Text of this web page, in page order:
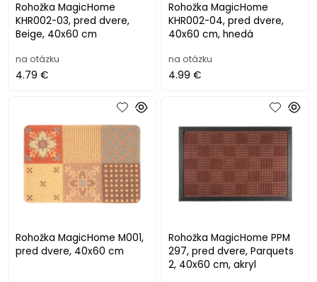
Rohožka MagicHome
KHR002-03, pred dvere,
Beige, 40x60 cm
na otázku
4.79 €
Rohožka MagicHome
KHR002-04, pred dvere,
40x60 cm, hnedá
na otázku
4.99 €
Rohožka MagicHome M001,
pred dvere, 40x60 cm
Rohožka MagicHome PPM
297, pred dvere, Parquets
2, 40x60 cm, akryl